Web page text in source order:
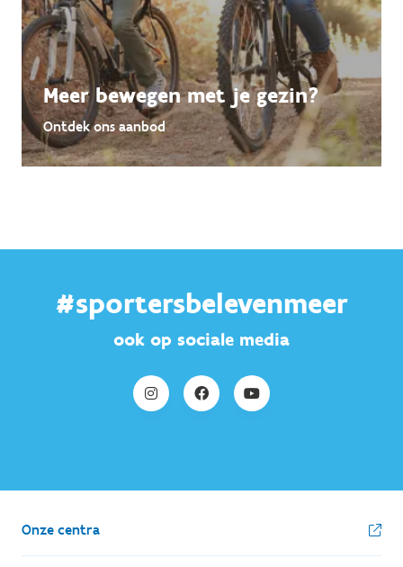
Meer bewegen met je gezin?
Ontdek ons aanbod
#sportersbelevenmeer
ook op sociale media
Onze centra